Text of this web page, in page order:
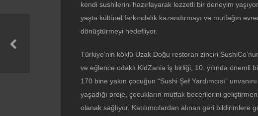
kendi sushilerini hazırlayarak lezzetli bir deneyim
yaşta kültürel farkındalık kazandırmayı ve mutfağın
dönüştürmeyi hedefliyor.
Türkiye’nin köklü Uzak Doğu restoran zinciri
ve eğlence odaklı KidZania iş birliği, 10. yılında önemli
170 bine yakın çocuğun “Sushi Şef Yardımcısı”
yaşadığı proje, çocukların mutfak becerilerini
olanak sağlıyor. Katılımcılardan alınan geri bildirimlere